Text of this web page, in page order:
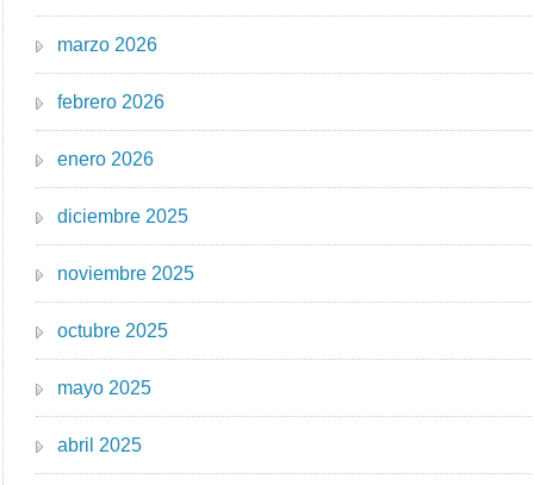
marzo 2026
febrero 2026
enero 2026
diciembre 2025
noviembre 2025
octubre 2025
mayo 2025
abril 2025